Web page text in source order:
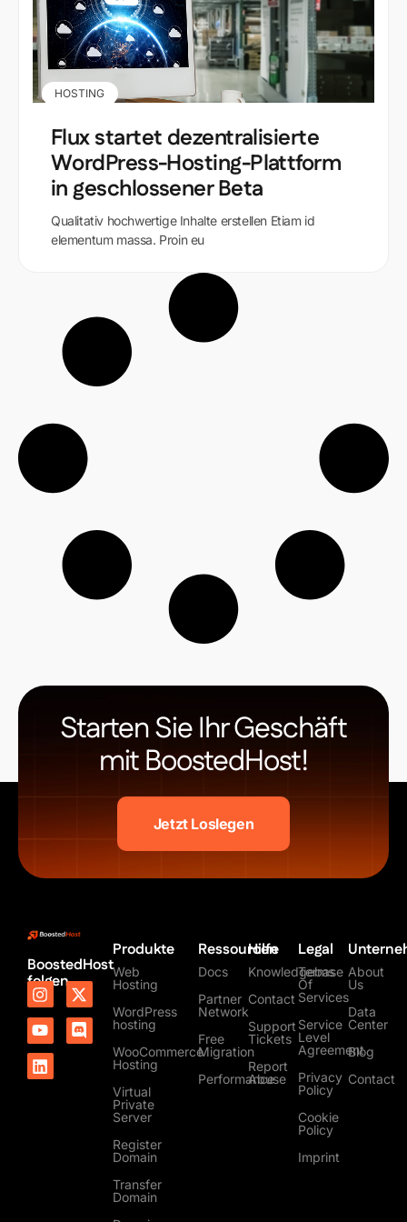
HOSTING
Flux startet dezentralisierte
WordPress-Hosting-Plattform
in geschlossener Beta
Qualitativ hochwertige Inhalte erstellen Etiam id
elementum massa. Proin eu
Starten Sie Ihr Geschäft
mit BoostedHost!
Jetzt Loslegen
BoostedHost
folgen
I
n
s
t
a
g
X
-
t
w
Y
o
u
t
u
b
D
i
s
c
L
i
n
k
e
d
Produkte
Web
Hosting
WordPress
hosting
WooCommerce
Hosting
Virtual
Private
Server
Register
Domain
Transfer
Domain
Ressourcen
Docs
Partner
Network
Free
Migration
Performance
Hilfe
Knowledgebase
Contact
Support
Tickets
Report
Abuse
Legal
Terms
Of
Services
Service
Level
Agreement
Privacy
Policy
Cookie
Policy
Imprint
About
Us
Data
Center
Blog
Contact